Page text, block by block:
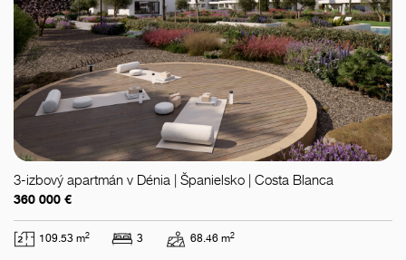
3-izbový apartmán v Dénia | Španielsko | Costa Blanca
360 000 €
109.53 m2 3 68.46 m2